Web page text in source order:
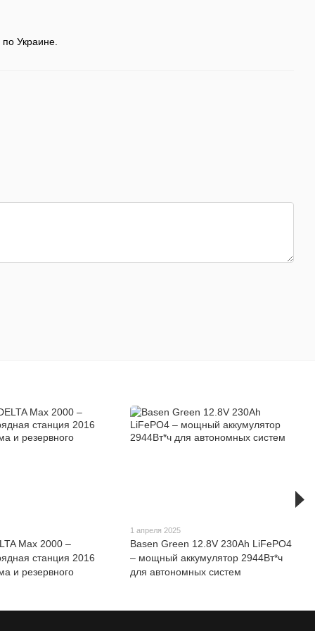
Украине.
Max 2000 –
станция 2016
и резервного
1 апреля 2025
Basen Green 12.8V 230Ah LiFePO4
– мощный аккумулятор 2944Вт*ч
для автономных систем